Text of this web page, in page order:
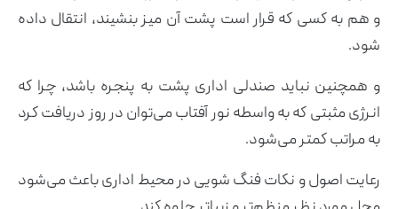
و هم به کسی که قرار است پشت آن میز بنشیند، انتقال داده
شود.
و همچنین نباید صندلی اداری پشت به پنجره باشد، چرا که
انرژی مثبتی که به واسطه نور آفتاب می‌توان در روز دریافت کرد
به مراتب کمتر می‌شود.
رعایت اصول و نکات فنگ شویی در محیط اداری باعث می‌شود